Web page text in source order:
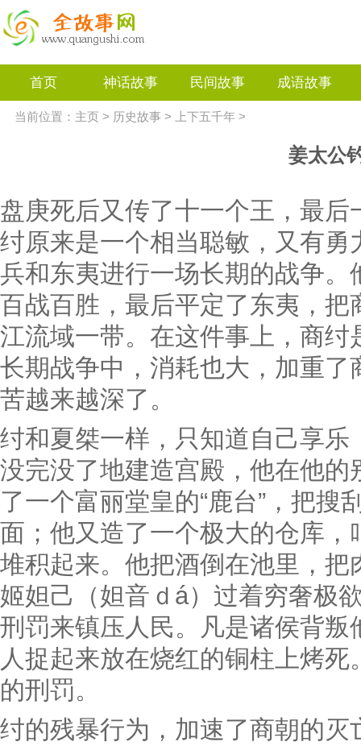
首页 神话故事 民间故事 成语故事
当前位置： 主页 > 历史故事 > 上下五千年 >
姜太公
盘庚死后又传了十一个王，最
纣原来是一个相当聪敏，又有
兵和东夷进行一场长期的战争
百战百胜，最后平定了东夷，
江流域一带。在这件事上，商
长期战争中，消耗也大，加重
苦越来越深了。
纣和夏桀一样，只知道自己享
没完没了地建造宫殿，他在他
了一个富丽堂皇的“鹿台”，把搜
面；他又造了一个极大的仓库，
堆积起来。他把酒倒在池里，
姬妲己（妲音ｄá）过着穷奢极
刑罚来镇压人民。凡是诸侯背
人捉起来放在烧红的铜柱上烤死
的刑罚。
纣的残暴行为，加速了商朝的